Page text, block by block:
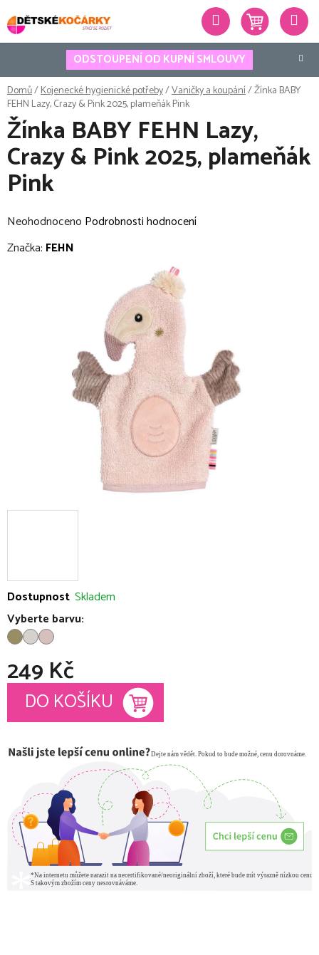
na
obsah
ODSTOUPENÍ OD KUPNÍ SMLOUVY
Hledat
Domů/Kojenecké hygienické potřeby/Vaničky a koupání/Žínka BABY
FEHN Lazy, Crazy & Pink 2025, plameňák Pink
Dostupnost Skladem
Vyberte barvu:
249 Kč
Měrná cena:
DO KOŠÍKU
Žínka BABY FEHN Lazy,
Crazy & Pink 2025, plameňák
Pink
Průměrné
hodnocení
Neohodnoceno Podrobnosti hodnocení
Značka: FEHN